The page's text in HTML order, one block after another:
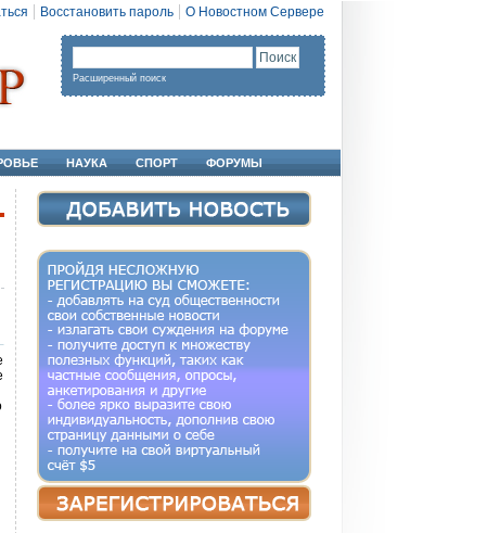
Восстановить пароль О Новостном Сервере
Расширенный поиск
НАУКА СПОРТ ФОРУМЫ